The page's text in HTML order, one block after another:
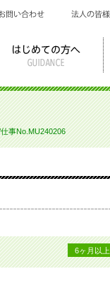
事No.MU240206
6ヶ月以上